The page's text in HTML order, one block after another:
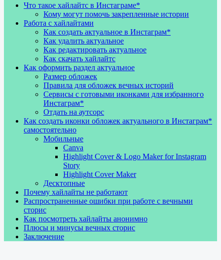
Что такое хайлайтс в Инстаграме*
Кому могут помочь закрепленные истории
Работа с хайлайтами
Как создать актуальное в Инстаграм*
Как удалить актуальное
Как редактировать актуальное
Как скачать хайлайтс
Как оформить раздел актуальное
Размер обложек
Правила для обложек вечных историй
Сервисы с готовыми иконками для избранного
Инстаграм*
Отдать на аутсорс
Как создать иконки обложек актуального в Инстаграм*
самостоятельно
Мобильные
Canva
Highlight Cover & Logo Maker for Instagram
Story
Highlight Cover Maker
Десктопные
Почему хайлайты не работают
Распространенные ошибки при работе с вечными
сторис
Как посмотреть хайлайты анонимно
Плюсы и минусы вечных сторис
Заключение